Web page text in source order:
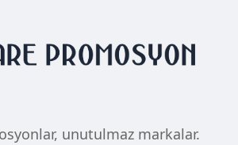
unutulmaz markalar.